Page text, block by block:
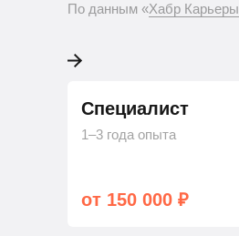
По данным «Хабр Карьеры
Специалист
1–3 года опыта
от 150 000 ₽